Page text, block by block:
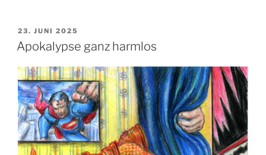
VERÖFFENTLICHT
AM
23. JUNI 2025
Apokalypse ganz harmlos